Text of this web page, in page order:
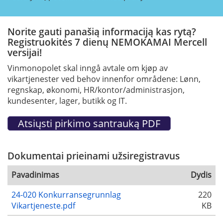
Norite gauti panašią informaciją kas rytą?
Registruokitės 7 dienų NEMOKAMAI Mercell
versijai!
Vinmonopolet skal inngå avtale om kjøp av
vikartjenester ved behov innenfor områdene: Lønn,
regnskap, økonomi, HR/kontor/administrasjon,
kundesenter, lager, butikk og IT.
Dokumentai prieinami užsiregistravus
Pavadinimas
Dydis
24-020 Konkurransegrunnlag
Vikartjeneste.pdf
220
KB